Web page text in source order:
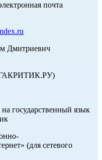
почта
Дмитриевич
государственный язык
(для сетевого